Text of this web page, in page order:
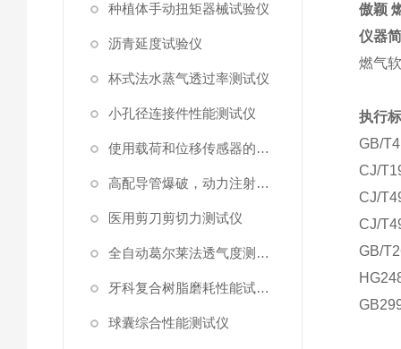
种植体手动扭矩器械试验仪
沥青延度试验仪
杯式法水蒸气透过率测试仪
小孔径连接件性能测试仪
使用载荷和位移传感器的塑料高速穿刺特性测试仪
高配导管爆破，动力注射中流量及压力测试仪
医用剪刀剪切力测试仪
全自动葛尔莱法透气度测试仪
牙科复合树脂磨耗性能试验仪
球囊综合性能测试仪
傲颖
仪器
燃气
执行
GB/
CJ/
CJ/
CJ/
GB/